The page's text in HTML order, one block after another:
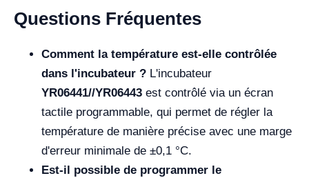
Questions Fréquentes
Comment la température est-elle contrôlée
dans l'incubateur ? L'incubateur
YR06441//YR06443 est contrôlé via un écran
tactile programmable, qui permet de régler la
température de manière précise avec une marge
d'erreur minimale de ±0,1 °C.
Est-il possible de programmer le